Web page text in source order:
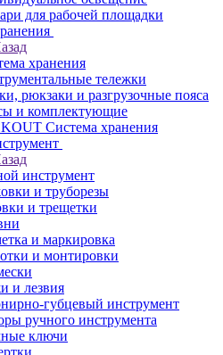
для рабочей площадки
хранения
тележки
рюкзаки и разгрузочные пояса
и комплектующие
Система хранения
инструмент
и труборезы
и трещетки
и маркировка
и монтировки
и лезвия
губцевый инструмент
ручного инструмента
ключи